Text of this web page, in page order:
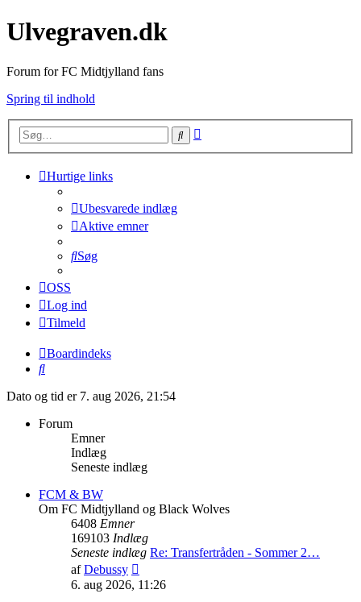
Ulvegraven.dk
Forum for FC Midtjylland fans
Spring til indhold
Søg
Hurtige links
Ubesvarede indlæg
Aktive emner
Søg
OSS
Log ind
Tilmeld
Boardindeks
Søg
Dato og tid er 7. aug 2026, 21:54
Forum
Emner
Indlæg
Seneste indlæg
FCM & BW
Om FC Midtjylland og Black Wolves
6408 Emner
169103 Indlæg
Seneste indlæg Re: Transfertråden - Sommer 2…
afDebussy
det
6. aug 2026, 11:26